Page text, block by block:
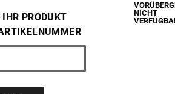
NICHT
PRODUKT